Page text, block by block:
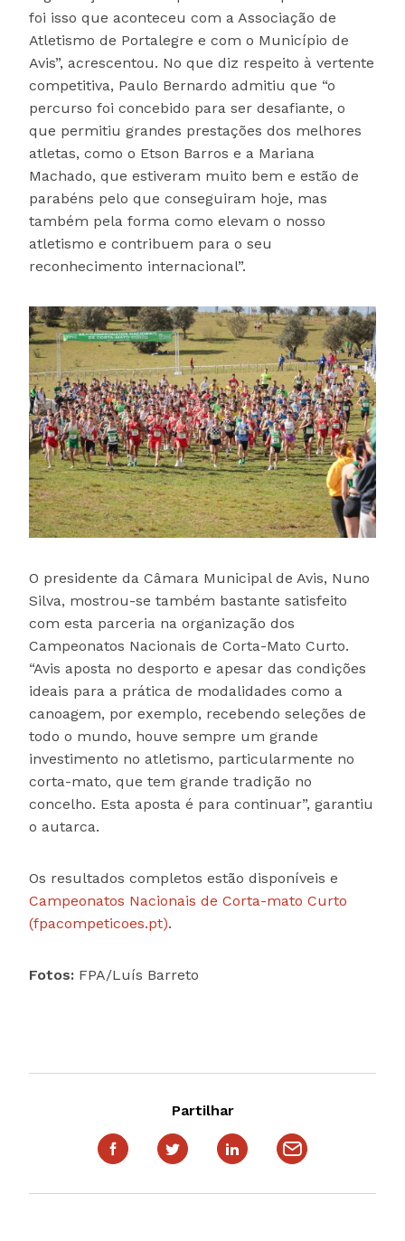
foi isso que aconteceu com a Associação de
Atletismo de Portalegre e com o Município de
Avis”, acrescentou. No que diz respeito à vertente
competitiva, Paulo Bernardo admitiu que “o
percurso foi concebido para ser desafiante, o
que permitiu grandes prestações dos melhores
atletas, como o Etson Barros e a Mariana
Machado, que estiveram muito bem e estão de
parabéns pelo que conseguiram hoje, mas
também pela forma como elevam o nosso
atletismo e contribuem para o seu
reconhecimento internacional”.
O presidente da Câmara Municipal de Avis, Nuno
Silva, mostrou-se também bastante satisfeito
com esta parceria na organização dos
Campeonatos Nacionais de Corta-Mato Curto.
“Avis aposta no desporto e apesar das condições
ideais para a prática de modalidades como a
canoagem, por exemplo, recebendo seleções de
todo o mundo, houve sempre um grande
investimento no atletismo, particularmente no
corta-mato, que tem grande tradição no
concelho. Esta aposta é para continuar”, garantiu
o autarca.
Os resultados completos estão disponíveis e
Campeonatos Nacionais de Corta-mato Curto
(fpacompeticoes.pt).
Fotos: FPA/Luís Barreto
Partilhar